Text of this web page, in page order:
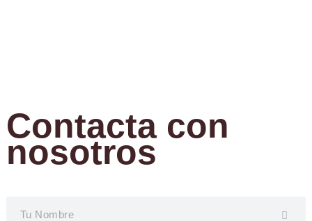
Contacta con
nosotros